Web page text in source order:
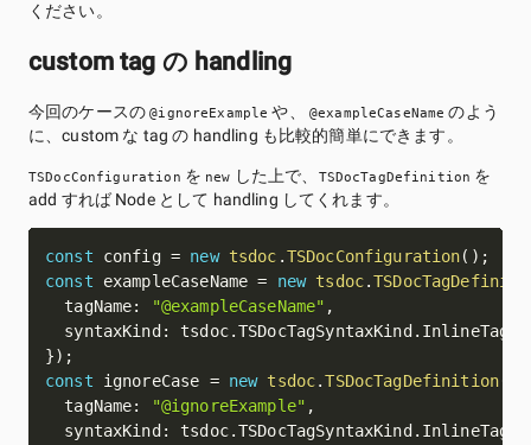
ください。
custom tag の handling
今回のケースの@ignoreExample や、 @exampleCaseName のよう
に、custom な tag の handling も比較的簡単にできます。
TSDocConfiguration を new した上で、 TSDocTagDefinition を
add すれば Node として handling してくれます。
const config = new tsdoc .TSDocConfiguration( ) ;
const exampleCaseName = new tsdoc.
  tagName
: "@exampleCaseName" ,
  syntaxKind
: tsdoc.TSDocTagSyntaxKind . InlineTag
}) ;
const ignoreCase = new tsdoc.TSDocTagDefinition
  tagName
: "@ignoreExample" ,
  syntaxKind
: tsdoc.TSDocTagSyntaxKind . InlineTag